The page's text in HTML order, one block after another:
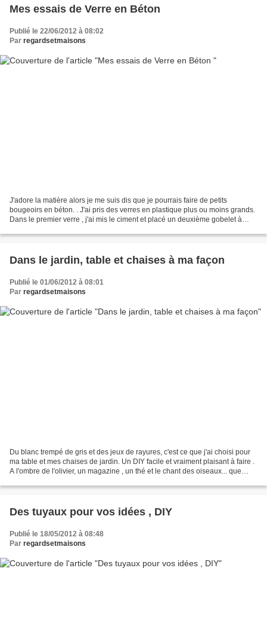
Mes essais de Verre en Béton
Publié le 22/06/2012 à 08:02
Par regardsetmaisons
J'adore la matière alors je me suis dis que je pourrais faire de petits
bougeoirs en béton. . J'ai pris des verres en plastique plus ou moins grands.
Dans le premier verre , j'ai mis le ciment et placé un deuxième gobelet à
Dans le jardin, table et chaises à ma façon
Publié le 01/06/2012 à 08:01
Par regardsetmaisons
Du blanc trempé de gris et des jeux de rayures, c'est ce que j'ai choisi pour
ma table et mes chaises de jardin. Un DIY facile et vraiment plaisant à faire .
A l'ombre de l'olivier, un magazine , un thé et le chant des oiseaux... que
Des tuyaux pour vos idées , DIY
Publié le 18/05/2012 à 08:48
Par regardsetmaisons